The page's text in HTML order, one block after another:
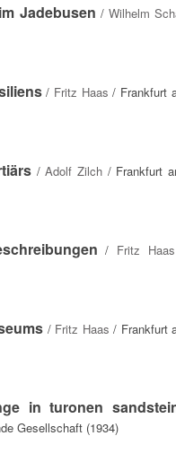
Jadebusen / Wilhelm
/ Fritz Haas / Frankfurt
/Adolf Zilch / Frankfurt
/ Fritz Haas
/ Fritz Haas / Frankfurt
in turonen
Gesellschaft (1934)